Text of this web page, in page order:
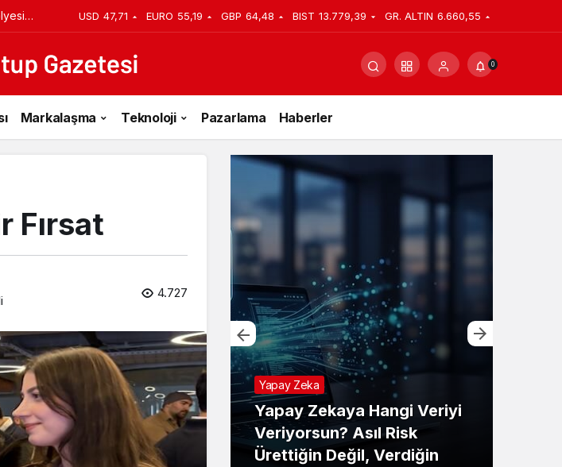
USD 47,71 EURO 55,19 GBP 64,48 BIST 13.779,39 GR. ALTIN 6.660,55
0
Markalaşma Teknoloji Pazarlama Haberler
Fırsat
4.727
Ferhat Sağlam Tek
Tv’de Marka
Programına Konuk
Yapay Zeka
Yapay Zekaya Hangi Veriyi
Veriyorsun? Asıl Risk
Ürettiğin Değil, Verdiğin